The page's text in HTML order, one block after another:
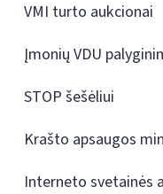
VMI turto aukcionai
Įmonių VDU
STOP šešėliui
Krašto apsaugos
Interneto svetainės